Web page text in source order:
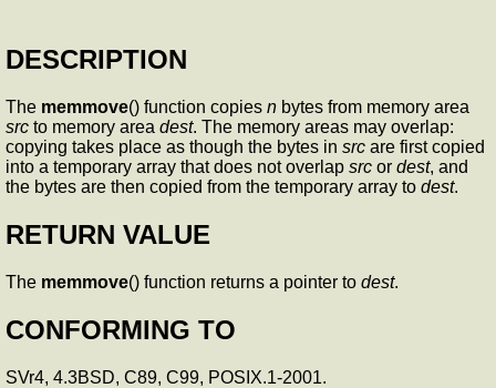
DESCRIPTION
The memmove() function copies n bytes from memory area
src to memory area dest. The memory areas may overlap:
copying takes place as though the bytes in src are first copied
into a temporary array that does not overlap src or dest, and
the bytes are then copied from the temporary array to dest.
RETURN VALUE
The memmove() function returns a pointer to dest.
CONFORMING TO
SVr4, 4.3BSD, C89, C99, POSIX.1-2001.